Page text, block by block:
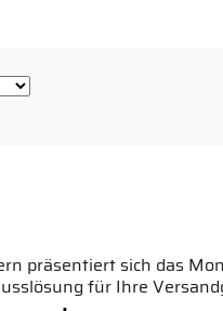
präsentiert sich das
für Ihre